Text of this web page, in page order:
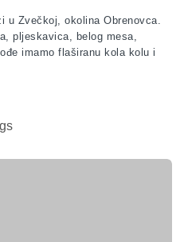
u Zvečkoj, okolina Obrenovca.
pljeskavica, belog mesa,
imamo flaširanu kola kolu i